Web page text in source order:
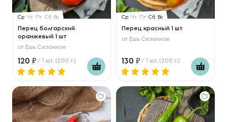
Ср Чт Пт Сб Вс
Перец болгарский
оранжевый 1 шт
от Ешь Сезонное
120 / 1 шт. (200 г.)
Ср Чт Пт Сб Вс
Перец красный 1 шт
от Ешь Сезонное
130 / 1 шт. (200 г.)